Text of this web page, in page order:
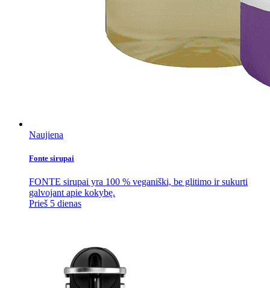
Naujiena
Fonte sirupai
FONTE sirupai yra 100 % veganiški, be glitimo ir sukurti
galvojant apie kokybę.
Prieš 5 dienas